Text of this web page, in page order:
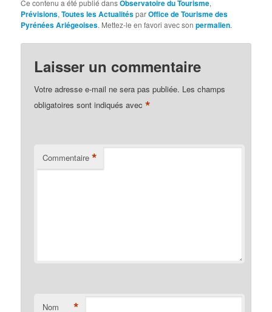
Ce contenu a été publié dansObservatoire du Tourisme,
Prévisions,Toutes les ActualitésparOffice de Tourisme des
Pyrénées Ariégeoises. Mettez-le en favori avec sonpermalien.
Laisser un commentaire
Votre adresse e-mail ne sera pas publiée. Les champs
obligatoires sont indiqués avec*
Commentaire *
Nom *